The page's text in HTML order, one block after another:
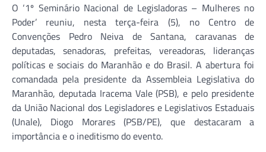
O ‘1º Seminário Nacional de Legisladoras – Mulheres no
Poder’ reuniu, nesta terça-feira (5), no Centro de
Convenções Pedro Neiva de Santana, caravanas de
deputadas, senadoras, prefeitas, vereadoras, lideranças
políticas e sociais do Maranhão e do Brasil. A abertura foi
comandada pela presidente da Assembleia Legislativa do
Maranhão, deputada Iracema Vale (PSB), e pelo presidente
da União Nacional dos Legisladores e Legislativos Estaduais
(Unale), Diogo Morares (PSB/PE), que destacaram a
importância e o ineditismo do evento.